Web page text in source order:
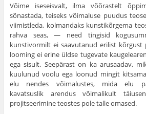
Võime iseseisvalt, ilma võõrastelt
sõnastada, teiseks võimaluse puudus
viimistleda, kolmandaks kunstikõrgema
rahva seas, — need tingisid
kunstivormilt ei saavutanud erilist kõrgust
looming ei erine üldse tugevate
ega sisult. Seepärast on ka arusaadav,
kuulunud voolu ega loonud mingit
elu nendes võimalustes, mida elu
kavatsuslik arendus võimalikult
projitseerimine teostes pole talle omased.